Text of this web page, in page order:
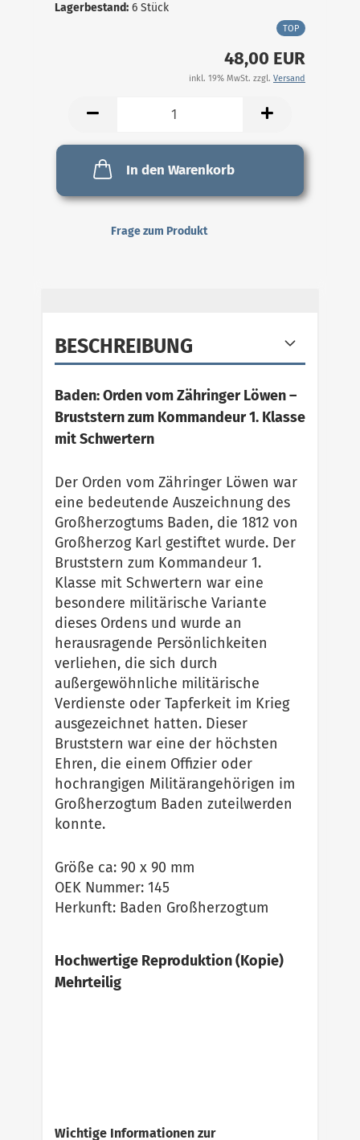
Lagerbestand: 6 Stück
TOP
48,00 EUR
inkl. 19% MwSt. zzgl. Versand
In den Warenkorb
Frage zum Produkt
BESCHREIBUNG
Baden: Orden vom Zähringer Löwen –
Bruststern zum Kommandeur 1. Klasse
mit Schwertern
Der Orden vom Zähringer Löwen war
eine bedeutende Auszeichnung des
Großherzogtums Baden, die 1812 von
Großherzog Karl gestiftet wurde. Der
Bruststern zum Kommandeur 1.
Klasse mit Schwertern war eine
besondere militärische Variante
dieses Ordens und wurde an
herausragende Persönlichkeiten
verliehen, die sich durch
außergewöhnliche militärische
Verdienste oder Tapferkeit im Krieg
ausgezeichnet hatten. Dieser
Bruststern war eine der höchsten
Ehren, die einem Offizier oder
hochrangigen Militärangehörigen im
Großherzogtum Baden zuteilwerden
konnte.
Größe ca: 90 x 90 mm
OEK Nummer: 145
Herkunft: Baden Großherzogtum
Hochwertige Reproduktion (Kopie)
Mehrteilig
Wichtige Informationen zur